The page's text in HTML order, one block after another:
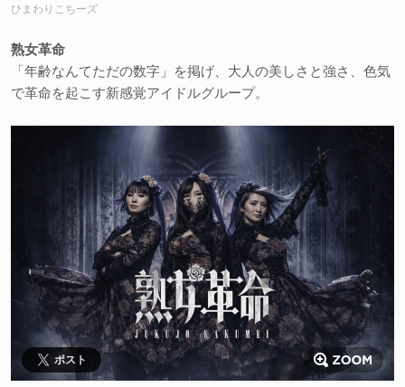
ひまわりこちーズ
熟女革命
「年齢なんてただの数字」を掲げ、大人の美しさと強さ、色気
で革命を起こす新感覚アイドルグループ。
ポスト